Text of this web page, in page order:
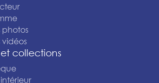
photos
vidéos
collections